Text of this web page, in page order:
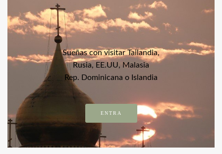
Sueñas con visitar Tailandia,
Rusia, EE.UU, Malasia
Rep. Dominicana o Islandia
ENTRA